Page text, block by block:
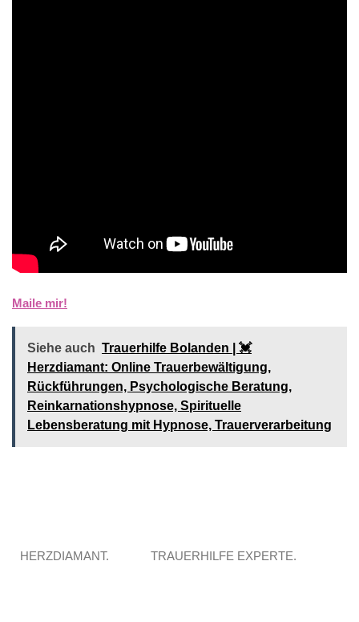
Maile mir!
Siehe auch Trauerhilfe Bolanden | 💓️️
Herzdiamant: Online Trauerbewältigung,
Rückführungen, Psychologische Beratung,
Reinkarnationshypnose, Spirituelle
Lebensberatung mit Hypnose, Trauerverarbeitung
HERZDIAMANT. TRAUERHILFE EXPERTE.